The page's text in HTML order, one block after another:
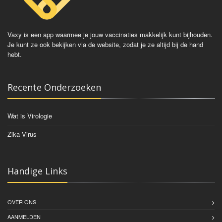
Vaxy is een app waarmee je jouw vaccinaties makkelijk kunt bijhouden.
Je kunt ze ook bekijken via de website, zodat je ze altijd bij de hand
hebt.
Recente Onderzoeken
Wat is Virologie
Zika Virus
Handige Links
OVER ONS
AANMELDEN